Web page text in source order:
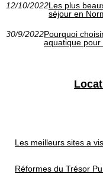
12/10/2022Les plus
séjour en
30/9/2022Pourquoi
aquatique pour
Les meilleurs sites a
Réformes du Trésor